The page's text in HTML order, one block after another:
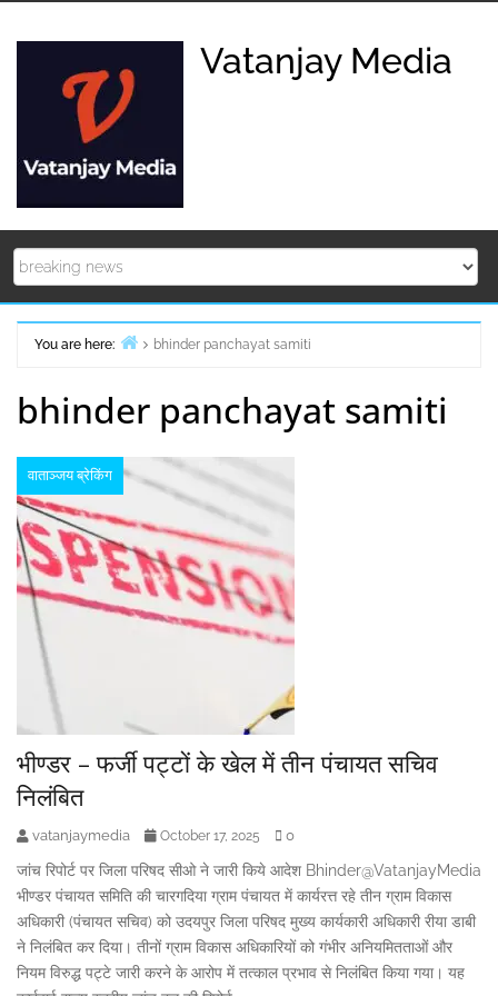
Vatanjay Media
You are here:
bhinder panchayat samiti
bhinder panchayat samiti
वाताञ्जय ब्रेकिंग
भीण्डर – फर्जी पट्टों के खेल में तीन पंचायत सचिव
निलंबित
vatanjaymedia October 17, 2025 0
जांच रिपोर्ट पर जिला परिषद सीओ ने जारी किये आदेश Bhinder@VatanjayMedia
भीण्डर पंचायत समिति की चारगदिया ग्राम पंचायत में कार्यरत्त रहे तीन ग्राम विकास
अधिकारी (पंचायत सचिव) को उदयपुर जिला परिषद मुख्य कार्यकारी अधिकारी रीया डाबी
ने निलंबित कर दिया। तीनों ग्राम विकास अधिकारियों को गंभीर अनियमितताओं और
नियम विरुद्ध पट्टे जारी करने के आरोप में तत्काल प्रभाव से निलंबित किया गया। यह